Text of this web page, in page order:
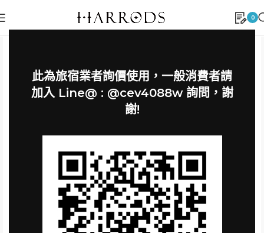
此為旅宿業者詢價使用，一般消費者請
加入 Line@ : @cev4088w 詢問，謝
謝!
0